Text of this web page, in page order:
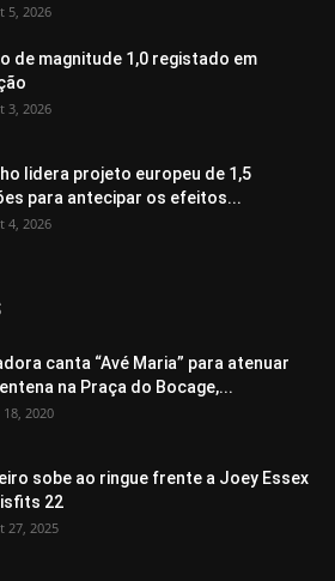
5, 2026
de magnitude 1,0 registado em
3, 2026
lidera projeto europeu de 1,5
para antecipar os efeitos...
4, 2026
canta “Avé Maria” para atenuar
na Praça do Bocage,...
2020
sobe ao ringue frente a Joey Essex
22
27, 2025